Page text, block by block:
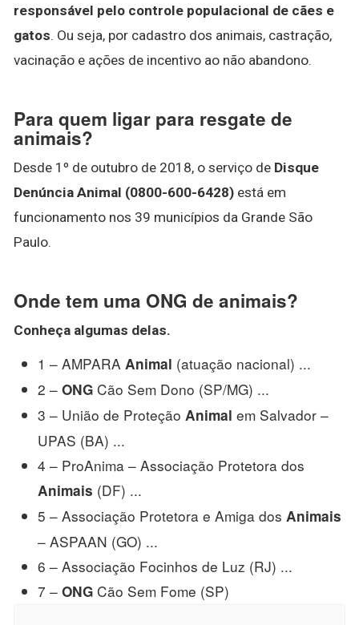
responsável pelo controle populacional de cães e
gatos. Ou seja, por cadastro dos animais, castração,
vacinação e ações de incentivo ao não abandono.
Para quem ligar para resgate de
animais?
Desde 1º de outubro de 2018, o serviço de Disque
Denúncia Animal (0800-600-6428) está em
funcionamento nos 39 municípios da Grande São
Paulo.
Onde tem uma ONG de animais?
Conheça algumas delas.
1 – AMPARA Animal (atuação nacional) ...
2 – ONG Cão Sem Dono (SP/MG) ...
3 – União de Proteção Animal em Salvador –
UPAS (BA) ...
4 – ProAnima – Associação Protetora dos
Animais (DF) ...
5 – Associação Protetora e Amiga dos Animais
– ASPAAN (GO) ...
6 – Associação Focinhos de Luz (RJ) ...
7 – ONG Cão Sem Fome (SP)